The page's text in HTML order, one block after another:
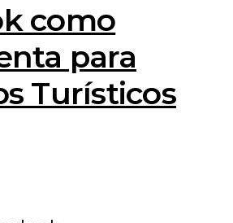
como
para
Turísticos